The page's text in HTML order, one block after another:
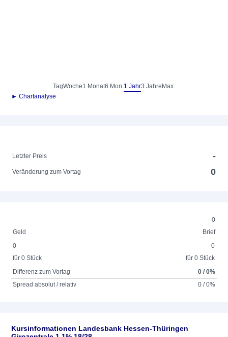
TagWoche1 Monat6 Mon.1 Jahr3 Jahre Max.
► Chartanalyse
-
Letzter Preis
-
Veränderung zum Vortag 0
0
Geld
Brief
0
für 0 Stück
0
für 0 Stück
Differenz zum Vortag
0 / 0%
Spread absolut / relativ
0 / 0%
Kursinformationen Landesbank Hessen-Thüringen